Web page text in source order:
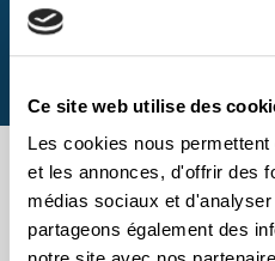
Ce site web utilise des
Les cookies nous
et les annonces, d'offrir des
médias sociaux et
partageons également des
COMITÉ DE
Préalable(s)
: Aucun